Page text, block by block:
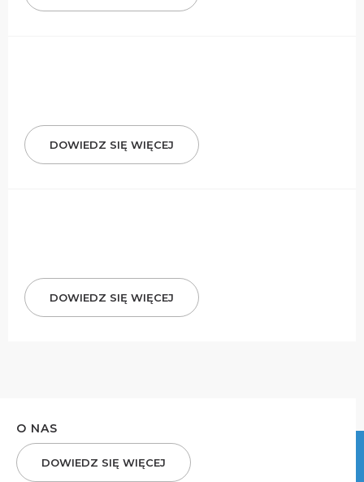
DOWIEDZ SIĘ WIĘCEJ
DOWIEDZ SIĘ WIĘCEJ
O NAS
DOWIEDZ SIĘ WIĘCEJ